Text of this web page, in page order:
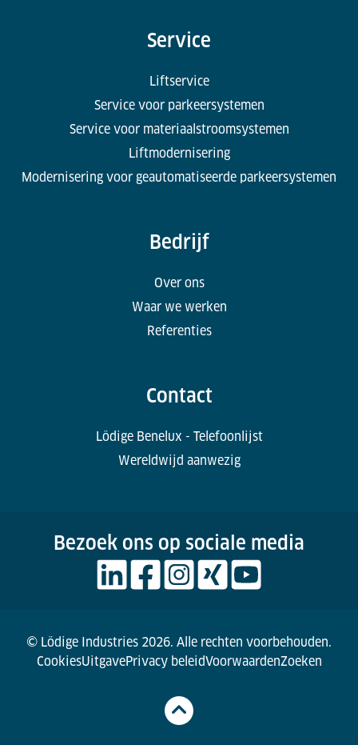
Service
Liftservice
Service voor parkeersystemen
Service voor materiaalstroomsystemen
Liftmodernisering
Modernisering voor geautomatiseerde parkeersystemen
Bedrijf
Over ons
Waar we werken
Referenties
Contact
Lödige Benelux - Telefoonlijst
Wereldwijd aanwezig
Bezoek ons op sociale media
© Lödige Industries 2026. Alle rechten voorbehouden.
CookiesUitgavePrivacy beleidVoorwaardenZoeken